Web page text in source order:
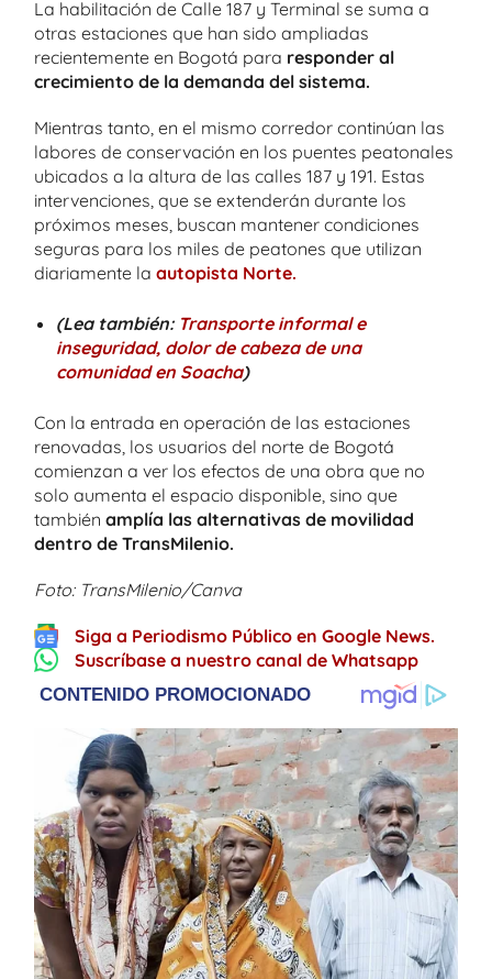
La habilitación de Calle 187 y Terminal se suma a
otras estaciones que han sido ampliadas
recientemente en Bogotá para responder al
crecimiento de la demanda del sistema.
Mientras tanto, en el mismo corredor continúan las
labores de conservación en los puentes peatonales
ubicados a la altura de las calles 187 y 191. Estas
intervenciones, que se extenderán durante los
próximos meses, buscan mantener condiciones
seguras para los miles de peatones que utilizan
diariamente la autopista Norte.
(Lea también: Transporte informal e
inseguridad, dolor de cabeza de una
comunidad en Soacha)
Con la entrada en operación de las estaciones
renovadas, los usuarios del norte de Bogotá
comienzan a ver los efectos de una obra que no
solo aumenta el espacio disponible, sino que
también amplía las alternativas de movilidad
dentro de TransMilenio.
Foto: TransMilenio/Canva
Siga a Periodismo Público en Google News.
Suscríbase a nuestro canal de Whatsapp